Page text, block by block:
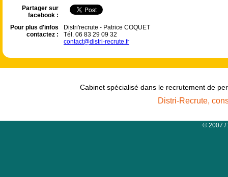
Partager sur
facebook :
Pour plus d'infos
contactez :
Distri'recrute - Patrice COQUET
Tél. 06 83 29 09 32
contact@distri-recrute.fr
Cabinet spécialisé dans le recrutement de
Distri-Recrute,
© 2007 /